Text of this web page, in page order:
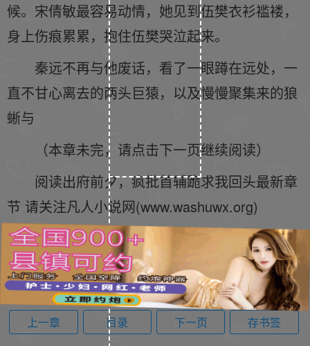
候。宋倩敏最容易动情，她见到伍樊衣衫褴褛，
身上伤痕累累，抱住伍樊哭泣起来。
秦远不再与他废话，看了一眼蹲在远处，一
直不甘心离去的两头巨猿，以及慢慢聚集来的狼
蜥与
（本章未完，请点击下一页继续阅读）
阅读出府前夕，疯批首辅跪求我回头最新章
节 请关注凡人小说网(www.washuwx.org)
上一章 目录 下一页 存书签